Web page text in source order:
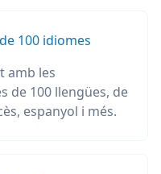
100 idiomes
amb les
de 100 llengües, de
espanyol i més.